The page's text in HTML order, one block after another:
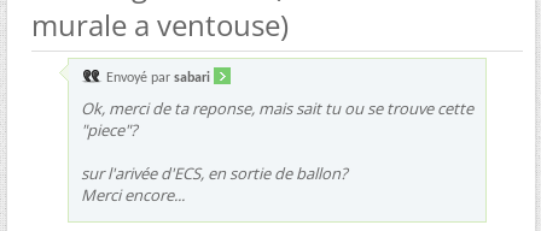
murale a ventouse)
Envoyé par sabari
Ok, merci de ta reponse, mais sait tu ou se trouve cette
"piece"?
sur l'arivée d'ECS, en sortie de ballon?
Merci encore...